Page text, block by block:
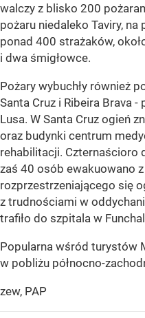
walczy z blisko 200
pożaru niedaleko Taviry, na
ponad 400 strażaków,
i dwa śmigłowce.
Pożary wybuchły również
Santa Cruz i Ribeira Brava
Lusa. W Santa Cruz ogień
oraz budynki centrum
rehabilitacji. Czternaścioro
zaś 40 osób ewakuowano
rozprzestrzeniającego się
z trudnościami w
trafiło do szpitala w
Popularna wśród turystów
w pobliżu północno-
zew, PAP